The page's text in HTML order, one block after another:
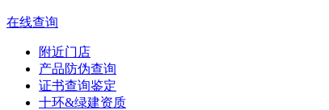
在线查询
附近门店
产品防伪查询
证书查询鉴定
十环&绿建资质